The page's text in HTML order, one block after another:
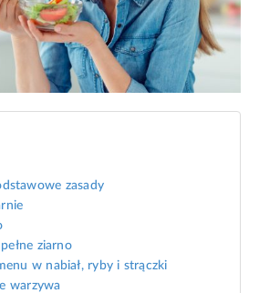
zasady
ziarno
w nabiał, ryby i strączki
warzywa